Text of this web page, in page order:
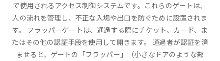
で使用されるアクセス制御システムです。これらのゲートは、
人の流れを管理し、不正な入場や出口を防ぐために設置されま
す。 フラッパーゲートは、通過する際にチケット、カード、ま
たはその他の認証手段を使用して開きます。 通過者が認証を済
ませると、ゲートの「フラッパー」（小さなドアのような部